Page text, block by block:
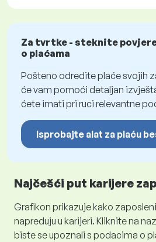
Za tvrtke - steknite
o plaćama
Pošteno odredite plaće svojih
će vam pomoći detaljan
ćete imati pri ruci relevantne
Isprobajte alat za plaću
Najčešći put karijere
Grafikon prikazuje kako
napreduju u karijeri. Kliknite na
biste se upoznali s podacima o